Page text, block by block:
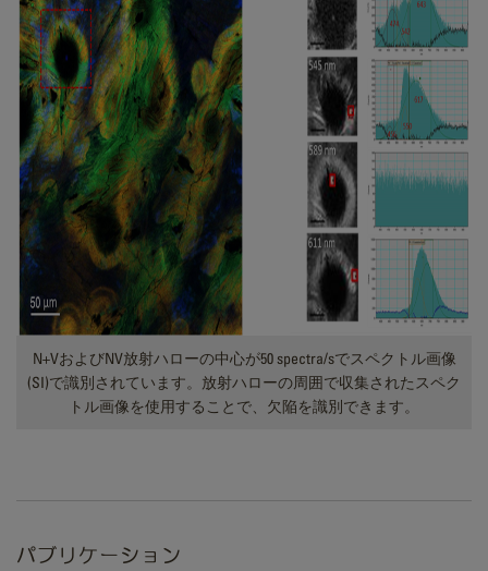
N+VおよびNV放射ハローの中心が50 spectra/sでスペクトル画像
(SI)で識別されています。放射ハローの周囲で収集されたスペク
トル画像を使用することで、欠陥を識別できます。
パブリケーション